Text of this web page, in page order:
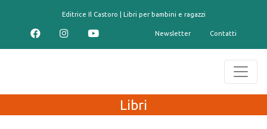
Editrice Il Castoro | Libri per bambini e ragazzi
Newsletter Contatti
Libri